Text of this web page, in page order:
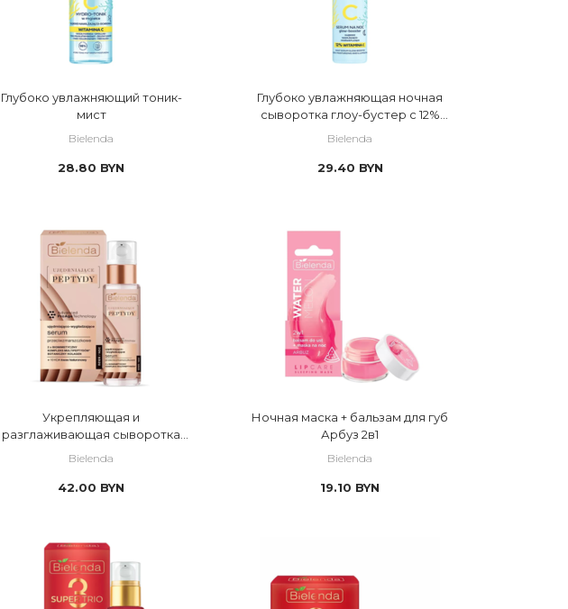
пребиотики/ пробиотики
растительные масла
растительные экстракты
салициловая кислота
стволовые клетки
феруловая кислота
церамиды
Эктоин
Глубоко увлажняющий тоник-
мист
Bielenda
28.80 BYN
Глубоко увлажняющая ночная
сыворотка глоу-бустер с 12%
Bielenda
29.40 BYN
Укрепляющая и
разглаживающая сыворотка
Bielenda
42.00 BYN
Ночная маска + бальзам для губ
Арбуз 2в1
Bielenda
19.10 BYN